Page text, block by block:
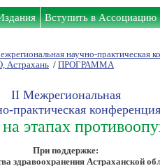
Вступить в Ассоциацию
научно-практическая
/ ПРОГРАММА
II Межрегиональная
практическая конференция
этапах
При поддержке:
здравоохранения Астраханской